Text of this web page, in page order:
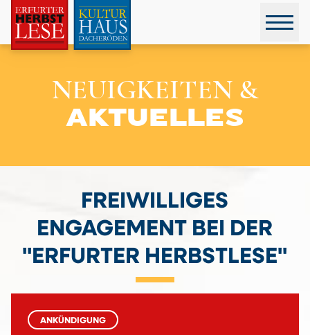
NEUIGKEITEN &
AKTUELLES
FREIWILLIGES
ENGAGEMENT BEI DER
"ERFURTER HERBSTLESE"
ANKÜNDIGUNG